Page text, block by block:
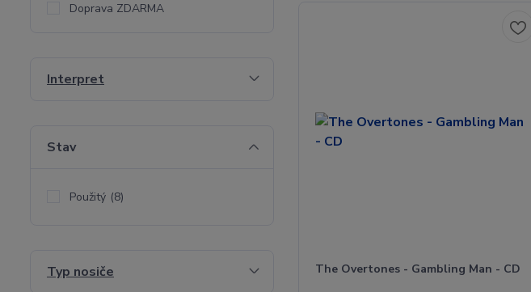
The Overtones - Gambling Man - CD
Doprava ZDARMA
Interpret
Stav
Použitý (8)
Typ nosiče